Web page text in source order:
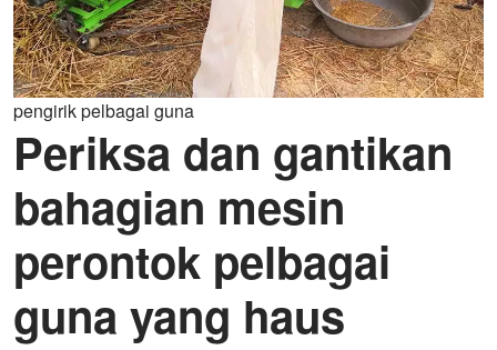
pengirik pelbagai guna
Periksa dan gantikan
bahagian mesin
perontok pelbagai
guna yang haus